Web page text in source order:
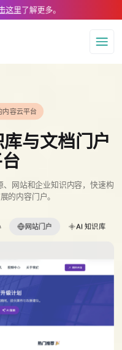
at https://
这里了解更多。
导航
内容云平台
与文档门户
、网站和企业知识内容，快速构
的内容门户。
网站门户 AI 知识库